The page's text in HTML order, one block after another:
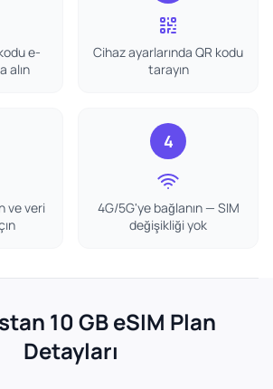
e-
alın
Cihaz ayarlarında QR kodu
tarayın
ve veri
4
4G/5G'ye bağlanın — SIM
değişikliği yok
10 GB eSIM Plan
Detayları